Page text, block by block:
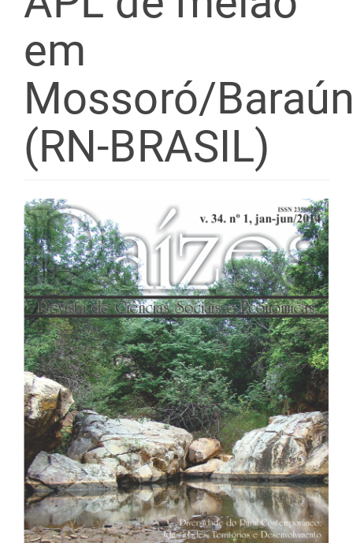
em
Mossoró/
(RN-BRASIL)
Barra
lateral
de
artigos